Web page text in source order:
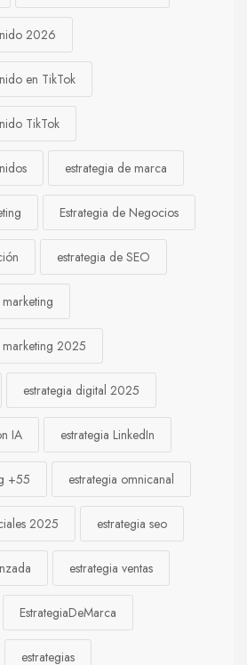
2026
en TikTok
TikTok
estrategia de marca
Estrategia de Negocios
estrategia de SEO
2025
estrategia digital 2025
IA estrategia LinkedIn
+55 estrategia omnicanal
2025 estrategia seo
estrategia ventas
EstrategiaDeMarca
estrategias